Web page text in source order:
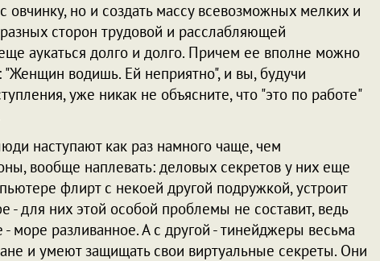
но и создать массу всевозможных мелких и
сторон трудовой и расслабляющей
аукаться долго и долго. Причем ее вполне можно
"Женщин водишь. Ей неприятно", и вы, будучи
уже никак не объясните, что "это по работе"
наступают как раз намного чаще, чем
вообще наплевать: деловых секретов у них еще
флирт с некоей другой подружкой, устроит
- для них этой особой проблемы не составит, ведь
море разливанное. А с другой - тинейджеры весьма
и умеют защищать свои виртуальные секреты. Они